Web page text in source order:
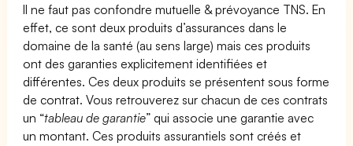
Il ne faut pas confondre mutuelle & prévoyance TNS. En
effet, ce sont deux produits d’assurances dans le
domaine de la santé (au sens large) mais ces produits
ont des garanties explicitement identifiées et
différentes. Ces deux produits se présentent sous forme
de contrat. Vous retrouverez sur chacun de ces contrats
un “tableau de garantie” qui associe une garantie avec
un montant. Ces produits assurantiels sont créés et